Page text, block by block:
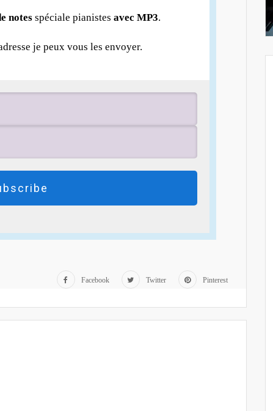
notes spéciale pianistes avec MP3.
je peux vous les envoyer.
Facebook Twitter Pinterest